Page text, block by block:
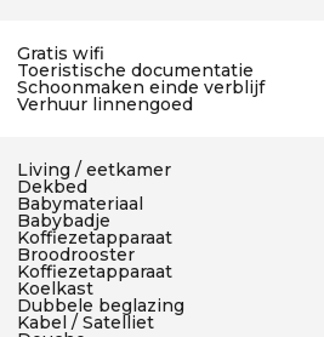
Gratis wifi
Toeristische documentatie
Schoonmaken einde verblijf
Verhuur linnengoed
Living / eetkamer
Dekbed
Babymateriaal
Babybadje
Koffiezetapparaat
Broodrooster
Koffiezetapparaat
Koelkast
Dubbele beglazing
Kabel / Satelliet